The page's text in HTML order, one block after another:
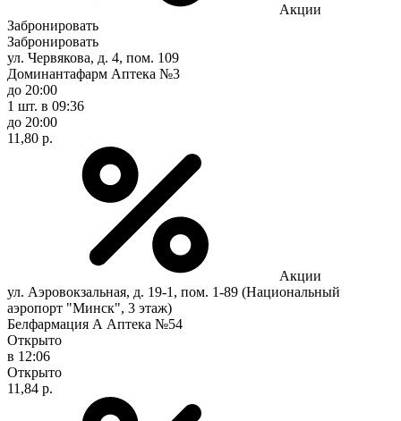
Акции
Забронировать
Забронировать
ул. Червякова, д. 4, пом. 109
Доминантафарм Аптека №3
до 20:00
1 шт. в 09:36
до 20:00
11,80 р.
Акции
ул. Аэровокзальная, д. 19-1, пом. 1-89 (Национальный
аэропорт "Минск", 3 этаж)
Белфармация А Аптека №54
Открыто
в 12:06
Открыто
11,84 р.